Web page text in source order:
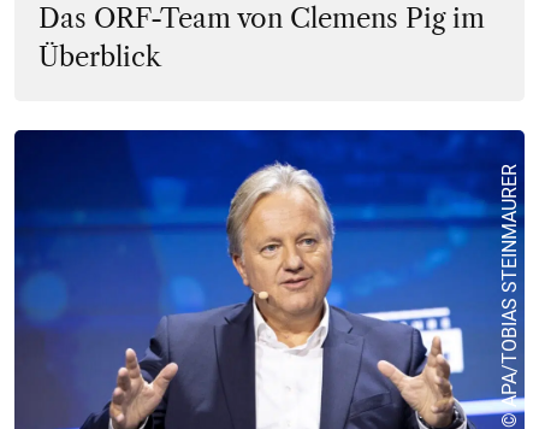
Das ORF-Team von Clemens Pig im
Überblick
© APA/TOBIAS STEINMAURER